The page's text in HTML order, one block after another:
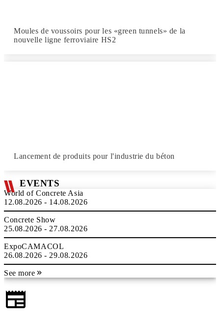
Moules de voussoirs pour les «green tunnels» de la
nouvelle ligne ferroviaire HS2
Lancement de produits pour l'industrie du béton
EVENTS
World of Concrete Asia
12.08.2026 - 14.08.2026
Concrete Show
25.08.2026 - 27.08.2026
ExpoCAMACOL
26.08.2026 - 29.08.2026
See more